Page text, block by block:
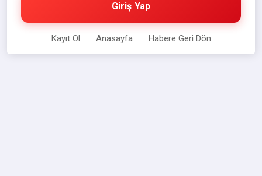
Giriş Yap
Kayıt Ol Anasayfa Habere Geri Dön